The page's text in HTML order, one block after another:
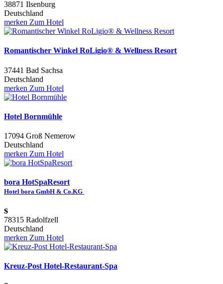
38871 Ilsenburg
Deutschland
merken Zum Hotel
Romantischer Winkel RoLigio® & Wellness Resort
37441 Bad Sachsa
Deutschland
merken Zum Hotel
Hotel Bornmühle
17094 Groß Nemerow
Deutschland
merken Zum Hotel
bora HotSpaResort
Hotel bora GmbH & Co.KG
s
78315 Radolfzell
Deutschland
merken Zum Hotel
Kreuz-Post Hotel-Restaurant-Spa